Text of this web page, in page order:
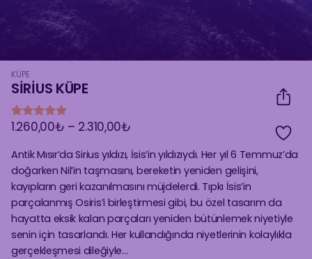
KÜPE
SIRIUS KÜPE
3müşteri
dayanarak
5 üzerinden
5puan aldı
1.260,00₺ – 2.310,00₺Fiyat
1.260,00₺
-
2.310,00₺
Antik Mısır’da Sirius yıldızı, İsis’in yıldızıydı. Her yıl 6 Temmuz’da
doğarken Nil’in taşmasını, bereketin yeniden gelişini,
kayıpların geri kazanılmasını müjdelerdi. Tıpkı İsis’in
parçalanmış Osiris’i birleştirmesi gibi, bu özel tasarım da
hayatta eksik kalan parçaları yeniden bütünlemek niyetiyle
senin için tasarlandı. Her kullandığında niyetlerinin kolaylıkla
gerçekleşmesi dileğiyle…